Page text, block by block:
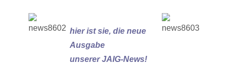
hier ist sie, die neue
Ausgabe
unserer JAIG-News!